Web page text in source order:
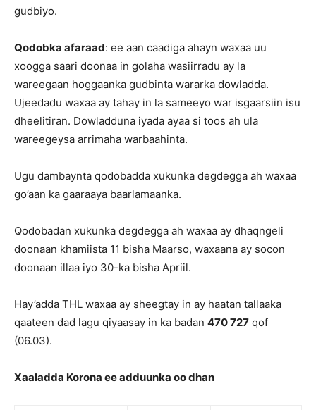
gudbiyo.
Qodobka afaraad: ee aan caadiga ahayn waxaa uu
xoogga saari doonaa in golaha wasiirradu ay la
wareegaan hoggaanka gudbinta wararka dowladda.
Ujeedadu waxaa ay tahay in la sameeyo war isgaarsiin isu
dheelitiran. Dowladduna iyada ayaa si toos ah ula
wareegeysa arrimaha warbaahinta.
Ugu dambaynta qodobadda xukunka degdegga ah waxaa
go’aan ka gaaraaya baarlamaanka.
Qodobadan xukunka degdegga ah waxaa ay dhaqngeli
doonaan khamiista 11 bisha Maarso, waxaana ay socon
doonaan illaa iyo 30-ka bisha Apriil.
Hay’adda THL waxaa ay sheegtay in ay haatan tallaaka
qaateen dad lagu qiyaasay in ka badan 470 727 qof
(06.03).
Xaaladda Korona ee adduunka oo dhan